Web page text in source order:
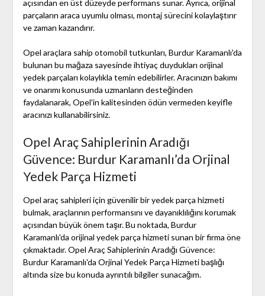
açısından en üst düzeyde performans sunar. Ayrıca, orijinal
parçaların araca uyumlu olması, montaj sürecini kolaylaştırır
ve zaman kazandırır.
Opel araçlara sahip otomobil tutkunları, Burdur Karamanlı'da
bulunan bu mağaza sayesinde ihtiyaç duydukları orijinal
yedek parçaları kolaylıkla temin edebilirler. Aracınızın bakımı
ve onarımı konusunda uzmanların desteğinden
faydalanarak, Opel'in kalitesinden ödün vermeden keyifle
aracınızı kullanabilirsiniz.
Opel Araç Sahiplerinin Aradığı
Güvence: Burdur Karamanlı’da Orjinal
Yedek Parça Hizmeti
Opel araç sahipleri için güvenilir bir yedek parça hizmeti
bulmak, araçlarının performansını ve dayanıklılığını korumak
açısından büyük önem taşır. Bu noktada, Burdur
Karamanlı'da orijinal yedek parça hizmeti sunan bir firma öne
çıkmaktadır. Opel Araç Sahiplerinin Aradığı Güvence:
Burdur Karamanlı'da Orjinal Yedek Parça Hizmeti başlığı
altında size bu konuda ayrıntılı bilgiler sunacağım.